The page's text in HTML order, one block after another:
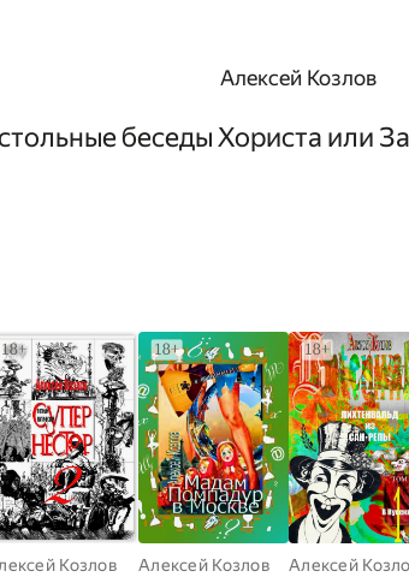
Алексей Козлов
беседы Хориста или
Козлов
Алексей Козлов
Алексей